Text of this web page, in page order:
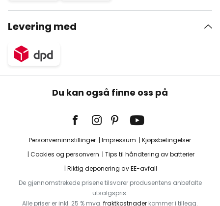
Levering med
Du kan også finne oss på
Personverninnstillinger Impressum
Kjøpsbetingelser
Cookies og personvern
Tips til håndtering av batterier
Riktig deponering av EE-avfall
De gjennomstrekede prisene tilsvarer produsentens anbefalte
utsalgspris.
Alle priser er inkl. 25 % mva. fraktkostnader kommer i tillegg.